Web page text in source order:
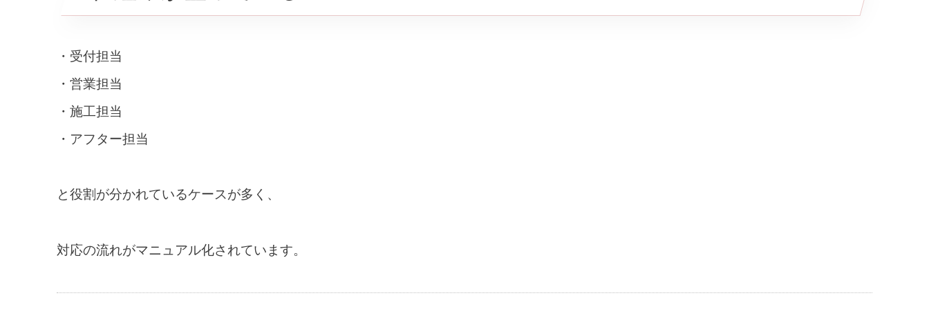
・受付担当
・営業担当
・施工担当
・アフター担当
と役割が分かれているケースが多く、
対応の流れがマニュアル化されています。